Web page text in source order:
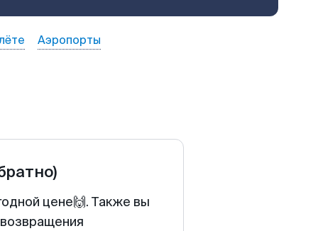
Аэропорты
цене🙌. Также вы